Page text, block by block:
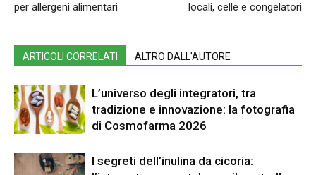
per allergeni alimentari
locali, celle e congelatori
ARTICOLI CORRELATI ALTRO DALL'AUTORE
L’universo degli integratori, tra
tradizione e innovazione: la fotografia
di Cosmofarma 2026
I segreti dell’inulina da cicoria: